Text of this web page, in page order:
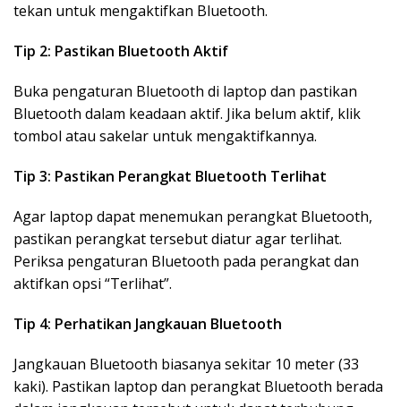
tekan untuk mengaktifkan Bluetooth.
Tip 2: Pastikan Bluetooth Aktif
Buka pengaturan Bluetooth di laptop dan pastikan
Bluetooth dalam keadaan aktif. Jika belum aktif, klik
tombol atau sakelar untuk mengaktifkannya.
Tip 3: Pastikan Perangkat Bluetooth Terlihat
Agar laptop dapat menemukan perangkat Bluetooth,
pastikan perangkat tersebut diatur agar terlihat.
Periksa pengaturan Bluetooth pada perangkat dan
aktifkan opsi “Terlihat”.
Tip 4: Perhatikan Jangkauan Bluetooth
Jangkauan Bluetooth biasanya sekitar 10 meter (33
kaki). Pastikan laptop dan perangkat Bluetooth berada